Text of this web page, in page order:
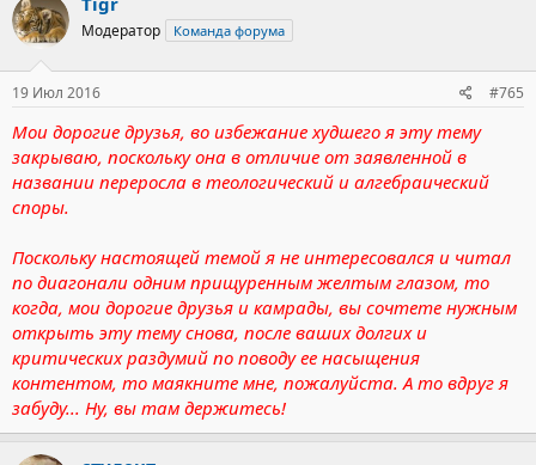
Модератор Команда форума
19 Июл 2016 #765
Мои дорогие друзья, во избежание худшего я эту тему
закрываю, поскольку она в отличие от заявленной в
названии переросла в теологический и алгебраический
споры.
Поскольку настоящей темой я не интересовался и читал
по диагонали одним прищуренным желтым глазом, то
когда, мои дорогие друзья и камрады, вы сочтете нужным
открыть эту тему снова, после ваших долгих и
критических раздумий по поводу ее насыщения
контентом, то маякните мне, пожалуйста. А то вдруг я
забуду... Ну, вы там держитесь!